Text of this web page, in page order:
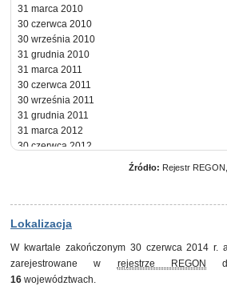
31 marca 2010
30 czerwca 2010
30 września 2010
31 grudnia 2010
31 marca 2011
30 czerwca 2011
30 września 2011
31 grudnia 2011
31 marca 2012
30 czerwca 2012
30 czerwca 2013
30 września 2013
31 marca 2014
30 czerwca 2014
Źródło: Rejestr REGON,
Lokalizacja
W kwartale zakończonym 30 czerwca 2014 r.
zarejestrowane w rejestrze REGON
16 województwach.